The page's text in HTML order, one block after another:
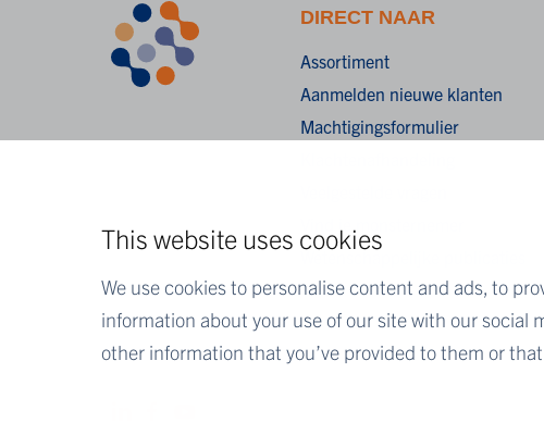
This website uses cookies
We use cookies to personalise content and ads, to
information about your use of our site with our
other information that you’ve provided to them or
DIRECT NAAR
Assortiment
Aanmelden nieuwe klanten
Machtigingsformulier
Vind je monsternemer
Wetenschappelijke publicaties